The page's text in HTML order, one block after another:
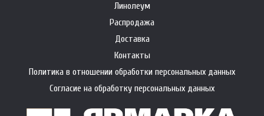
Линолеум
Распродажа
Доставка
Контакты
Политика в отношении обработки персональных данных
Согласие на обработку персональных данных